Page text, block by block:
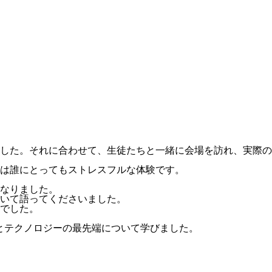
た。それに合わせて、生徒たちと一緒に会場を訪れ、実際の
にとってもストレスフルな体験です。
りました。
て語ってくださいました。
した。
クノロジーの最先端について学びました。